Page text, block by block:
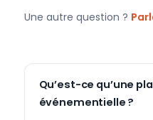
Une autre question ?
Qu’est-ce qu’une
événementielle ?